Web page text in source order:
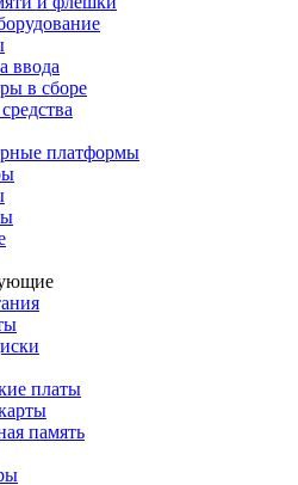
ввода
в сборе
платформы
платы
память